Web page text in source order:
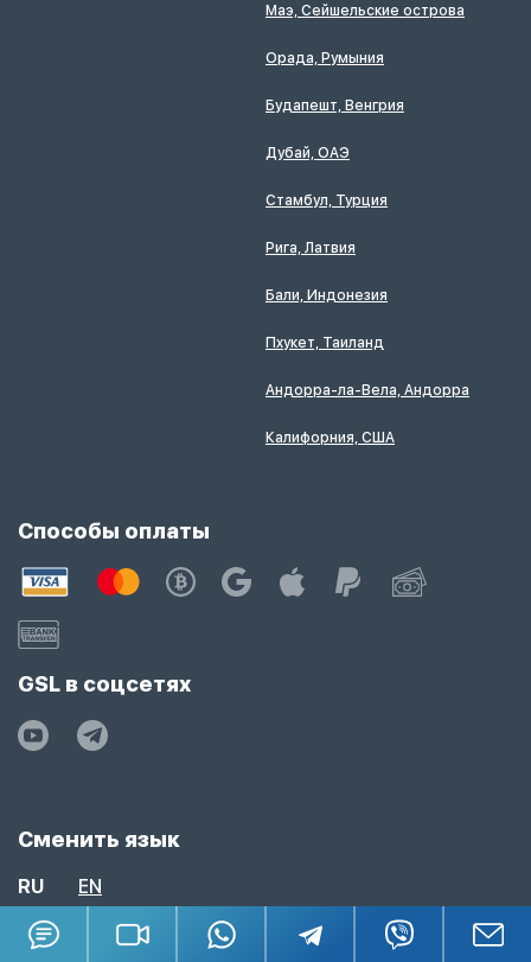
Маэ, Сейшельские острова
Орада, Румыния
Будапешт, Венгрия
Дубай, ОАЭ
Стамбул, Турция
Рига, Латвия
Бали, Индонезия
Пхукет, Таиланд
Андорра-ла-Вела, Андорра
Калифорния, США
Способы оплаты
GSL в соцсетях
Сменить язык
RU EN